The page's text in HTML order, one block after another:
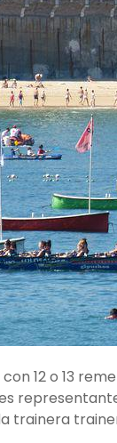
12 o 13
trainera